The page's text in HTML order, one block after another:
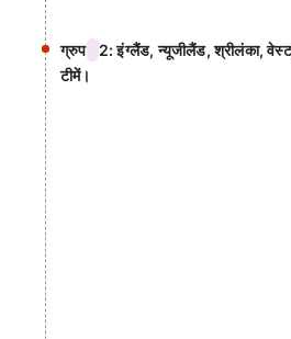
ग्रुप
2: इंग्लैंड, न्यूजीलैंड, श्रीलंका,
टीमें।